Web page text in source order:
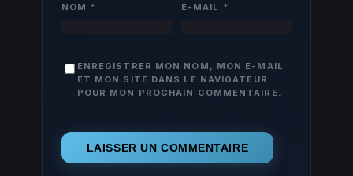
NOM * E-MAIL *
ENREGISTRER MON NOM, MON E-MAIL
ET MON SITE DANS LE NAVIGATEUR
POUR MON PROCHAIN COMMENTAIRE.